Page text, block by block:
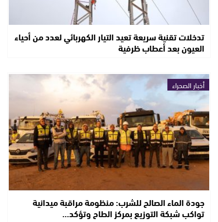
تدخلات تقنية سريعة تعيد التيار الكهربائي لعدد من أحياء
العيون بعد أعطاب ظرفية
أخبار الصحراء
جودة الماء الصالح للشرب: منظومة مراقبة ميدانية
تواكب شبكة التوزيع بمركز الطاح وتؤكد…